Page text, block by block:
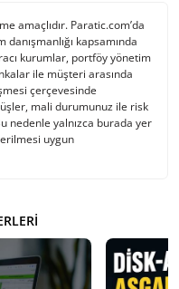
amaçlıdır. Paratic.com’da
kapsamında
kurumlar, portföy yönetim
ile müşteri arasında
çerçevesinde
mali durumunuz ile risk
nedenle yalnızca burada yer
uygun